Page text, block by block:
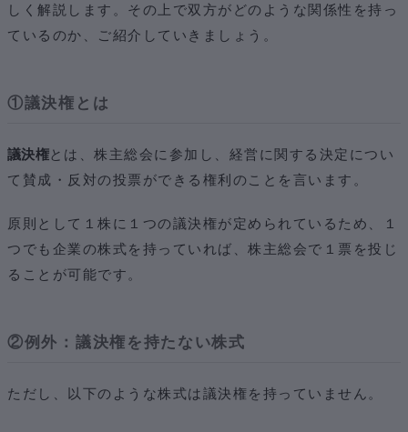
しく解説します。その上で双方がどのような関係性を持っ
ているのか、ご紹介していきましょう。
①議決権とは
議決権とは、株主総会に参加し、経営に関する決定につい
て賛成・反対の投票ができる権利のことを言います。
原則として１株に１つの議決権が定められているため、１
つでも企業の株式を持っていれば、株主総会で１票を投じ
ることが可能です。
②例外：議決権を持たない株式
ただし、以下のような株式は議決権を持っていません。